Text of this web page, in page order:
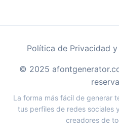
Política de Privacidad
© 2025
La forma más fácil de generar
tus perfiles de redes sociales
creadores de